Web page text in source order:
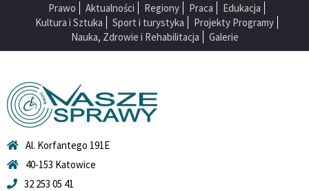
Prawo Aktualności Regiony Praca
Edukacja
Kultura i Sztuka
Sport i turystyka
Projekty Programy
Nauka, Zdrowie i Rehabilitacja
Galerie
Al. Korfantego 191E
40-153 Katowice
32 253 05 41